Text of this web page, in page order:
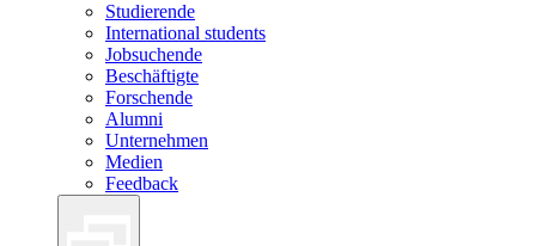
Studierende
International students
Jobsuchende
Beschäftigte
Forschende
Alumni
Unternehmen
Medien
Feedback